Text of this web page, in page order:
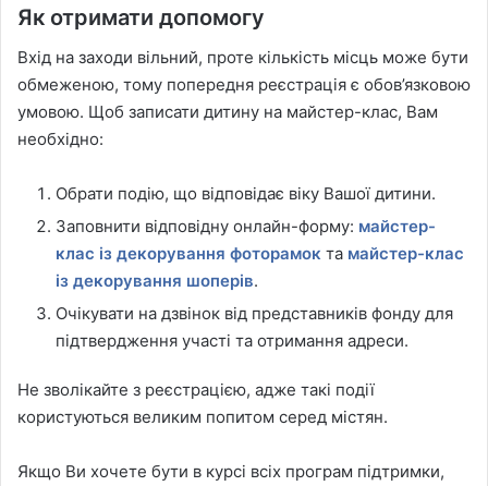
Як отримати допомогу
Вхід на заходи вільний, проте кількість місць може бути
обмеженою, тому попередня реєстрація є обов’язковою
умовою. Щоб записати дитину на майстер-клас, Вам
необхідно:
Обрати подію, що відповідає віку Вашої дитини.
Заповнити відповідну онлайн-форму: майстер-
клас із декорування фоторамок та майстер-клас
із декорування шоперів.
Очікувати на дзвінок від представників фонду для
підтвердження участі та отримання адреси.
Не зволікайте з реєстрацією, адже такі події
користуються великим попитом серед містян.
Якщо Ви хочете бути в курсі всіх програм підтримки,